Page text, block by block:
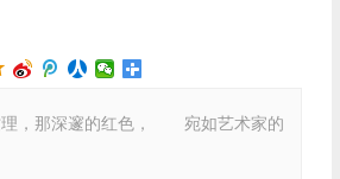
那深邃的红色， 宛如艺术家的